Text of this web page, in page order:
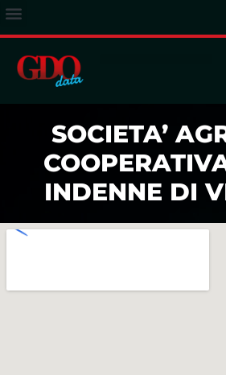
SOCIETA’
INDENNE DI